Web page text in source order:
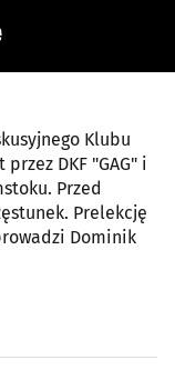
Klubu
DKF "GAG" i
Przed
Prelekcję
Dominik